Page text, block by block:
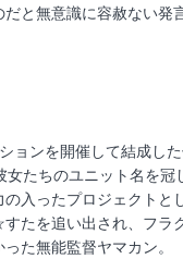
と無意識に容赦ない発
ンを開催して結成した
たちのユニット名を冠
入ったプロジェクトと
たを追い出され、フラ
た無能監督ヤマカン。